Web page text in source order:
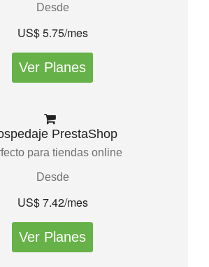
Desde
US$ 5.75/mes
Ver Planes
PrestaShop
para tiendas online
Desde
US$ 7.42/mes
Ver Planes